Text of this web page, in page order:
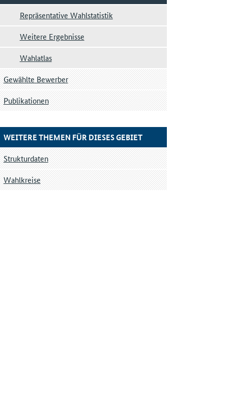
Repräsentative Wahlstatistik
Weitere Ergebnisse
Wahlatlas
Gewählte Bewerber
Publikationen
WEITERE THEMEN FÜR DIESES GEBIET
Strukturdaten
Wahlkreise